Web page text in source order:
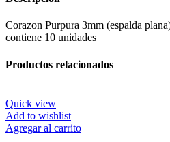
Corazon Purpura 3mm (espalda
contiene 10 unidades
Productos relacionados
Quick view
Add to wishlist
Agregar al carrito